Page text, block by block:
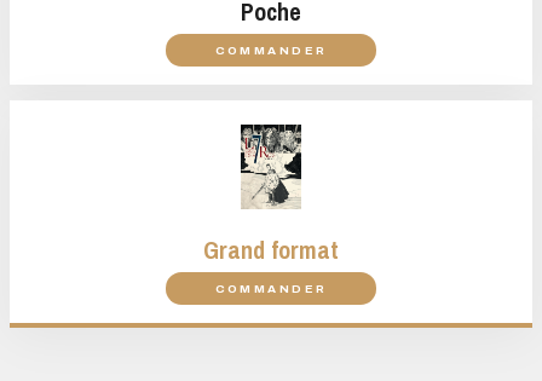
Poche
COMMANDER
Grand format
COMMANDER